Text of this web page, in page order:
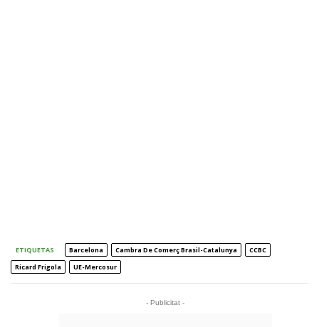
ETIQUETAS Barcelona Cambra De Comerç Brasil-Catalunya
CCBC
Ricard Frigola
UE-Mercosur
- Publicitat -